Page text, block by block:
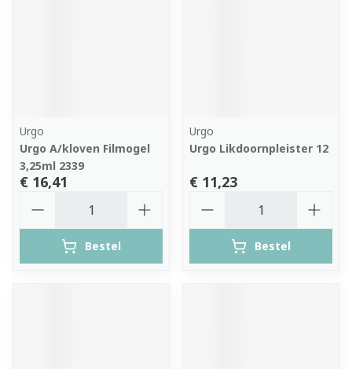
Urgo
Urgo A/kloven Filmogel
3,25ml 2339
€ 16,41
Bestel
Urgo
Urgo Likdoornpleister 12
€ 11,23
Bestel